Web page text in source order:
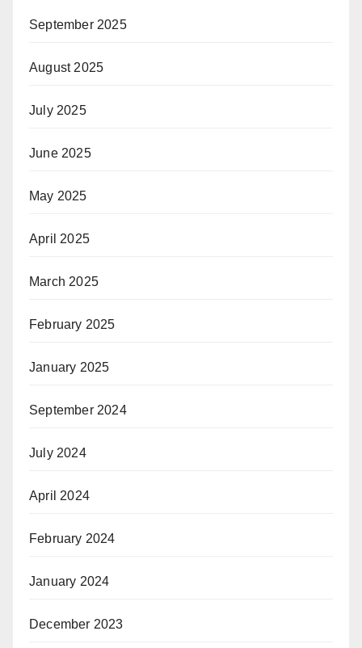
September 2025
August 2025
July 2025
June 2025
May 2025
April 2025
March 2025
February 2025
January 2025
September 2024
July 2024
April 2024
February 2024
January 2024
December 2023